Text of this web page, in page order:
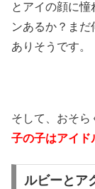
とアイの顔に
ンあるか？ま
ありそうです。
そして、おそら
子の子はアイド
ルビーとア